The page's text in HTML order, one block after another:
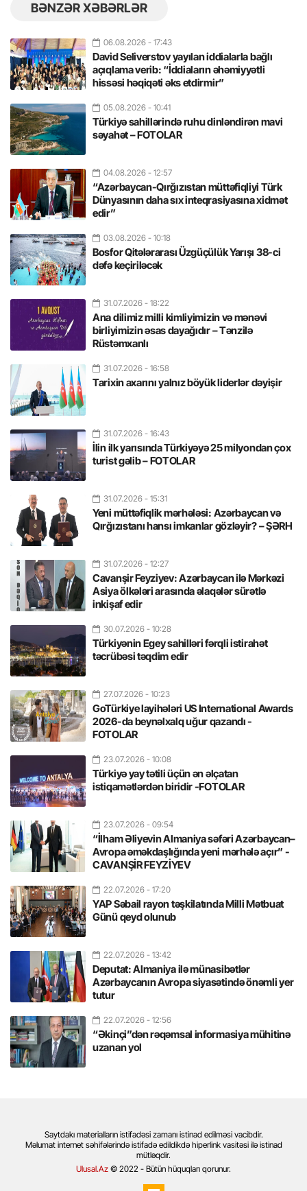
BƏNZƏR XƏBƏRLƏR
06.08.2026 - 17:43
David Seliverstov yayılan iddialarla bağlı
açıqlama verib: “İddiaların əhəmiyyətli
hissəsi həqiqəti əks etdirmir”
05.08.2026 - 10:41
Türkiyə sahillərində ruhu dinləndirən mavi
səyahət – FOTOLAR
04.08.2026 - 12:57
“Azərbaycan-Qırğızıstan müttəfiqliyi Türk
Dünyasının daha sıx inteqrasiyasına xidmət
edir”
03.08.2026 - 10:18
Bosfor Qitələrarası Üzgüçülük Yarışı 38-ci
dəfə keçiriləcək
31.07.2026 - 18:22
Ana dilimiz milli kimliyimizin və mənəvi
birliyimizin əsas dayağıdır – Tənzilə
Rüstəmxanlı
31.07.2026 - 16:58
Tarixin axarını yalnız böyük liderlər dəyişir
31.07.2026 - 16:43
İlin ilk yarısında Türkiyəyə 25 milyondan çox
turist gəlib – FOTOLAR
31.07.2026 - 15:31
Yeni müttəfiqlik mərhələsi: Azərbaycan və
Qırğızıstanı hansı imkanlar gözləyir? – ŞƏRH
31.07.2026 - 12:27
Cavanşir Feyziyev: Azərbaycan ilə Mərkəzi
Asiya ölkələri arasında əlaqələr sürətlə
inkişaf edir
30.07.2026 - 10:28
Türkiyənin Egey sahilləri fərqli istirahət
təcrübəsi təqdim edir
27.07.2026 - 10:23
GoTürkiye layihələri US International Awards
2026-da beynəlxalq uğur qazandı -
FOTOLAR
23.07.2026 - 10:08
Türkiyə yay tətili üçün ən əlçatan
istiqamətlərdən biridir -FOTOLAR
23.07.2026 - 09:54
“İlham Əliyevin Almaniya səfəri Azərbaycan–
Avropa əməkdaşlığında yeni mərhələ açır” -
CAVANŞİR FEYZİYEV
22.07.2026 - 17:20
YAP Səbail rayon təşkilatında Milli Mətbuat
Günü qeyd olunub
22.07.2026 - 13:42
Deputat: Almaniya ilə münasibətlər
Azərbaycanın Avropa siyasətində önəmli yer
tutur
22.07.2026 - 12:56
“Əkinçi”dən rəqəmsal informasiya mühitinə
uzanan yol
Saytdakı materialların istifadəsi zamanı istinad edilməsi vacibdir.
Məlumat internet səhifələrində istifadə edildikdə hiperlink vasitəsi ilə istinad
mütləqdir.
Ulusal.Az © 2022 - Bütün hüquqları qorunur.